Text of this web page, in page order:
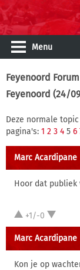
Menu
Feyenoord Forum
Feyenoord (24/
Deze normale
pagina's: 1 2 3 4 5 6
Marc Acardipane
Hoor dat publiek
+1/-0
Marc Acardipane
Kon je op